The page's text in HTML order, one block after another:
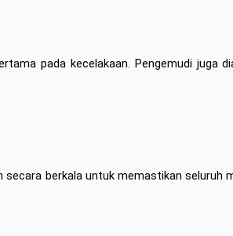
pada kecelakaan. Pengemudi juga
berkala untuk memastikan seluruh